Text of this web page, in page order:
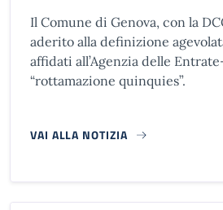
Il Comune di Genova, con la
aderito alla definizione
affidati all’Agenzia delle
“rottamazione quinquies”.
VAI ALLA NOTIZIA